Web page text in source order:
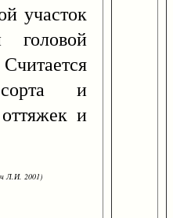
и
и
Л.И. 2001)